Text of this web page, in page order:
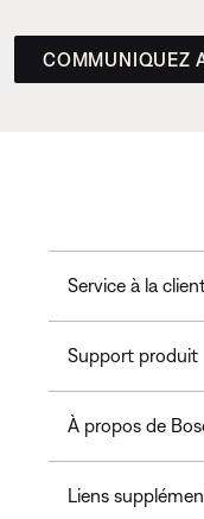
COMMUNIQUEZ
Service à la
Support produit
À propos de
Liens